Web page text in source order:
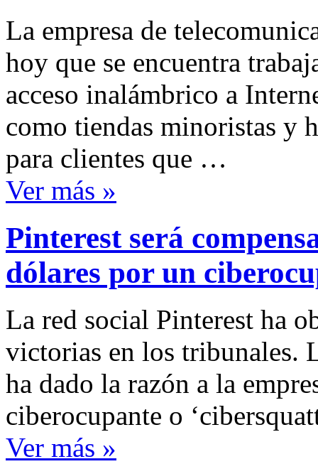
La empresa de
hoy que se encuentra
acceso inalámbrico a
como tiendas minoristas y
para clientes que …
Ver más »
Pinterest será
dólares por un
La red social Pinterest ha
victorias en los tribunales.
ha dado la razón a la
ciberocupante o
Ver más »